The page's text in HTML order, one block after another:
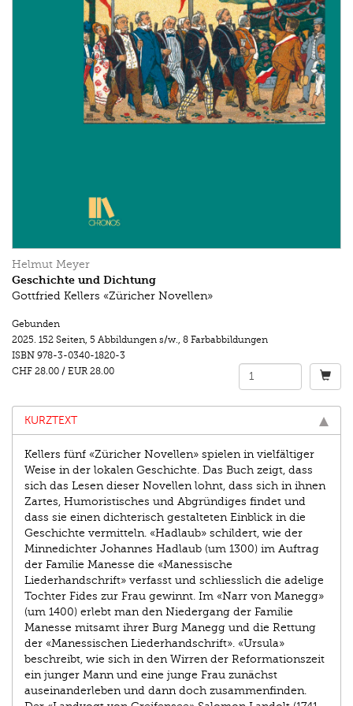
Helmut Meyer
Geschichte und Dichtung
Gottfried Kellers «Züricher Novellen»
Gebunden
2025. 152 Seiten, 5 Abbildungen s/w., 8 Farbabbildungen
ISBN 978-3-0340-1820-3
CHF 28.00 / EUR 28.00
KURZTEXT
Kellers fünf «Züricher Novellen» spielen in vielfältiger
Weise in der lokalen Geschichte. Das Buch zeigt, dass
sich das Lesen dieser Novellen lohnt, dass sich in ihnen
Zartes, Humoristisches und Abgründiges findet und
dass sie einen dichterisch gestalteten Einblick in die
Geschichte vermitteln. «Hadlaub» schildert, wie der
Minnedichter Johannes Hadlaub (um 1300) im Auftrag
der Familie Manesse die «Manessische
Liederhandschrift» verfasst und schliesslich die adelige
Tochter Fides zur Frau gewinnt. Im «Narr von Manegg»
(um 1400) erlebt man den Niedergang der Familie
Manesse mitsamt ihrer Burg Manegg und die Rettung
der «Manessischen Liederhandschrift». «Ursula»
beschreibt, wie sich in den Wirren der Reformationszeit
ein junger Mann und eine junge Frau zunächst
auseinanderleben und dann doch zusammenfinden.